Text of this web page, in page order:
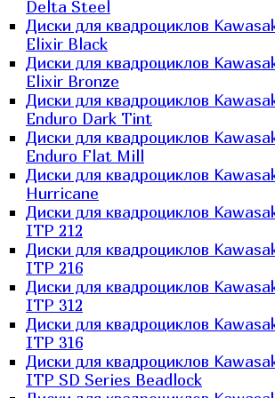
Delta Steel
Диски для квадроциклов
Elixir Black
Диски для квадроциклов
Elixir Bronze
Диски для квадроциклов
Enduro Dark Tint
Диски для квадроциклов
Enduro Flat Mill
Диски для квадроциклов
Hurricane
Диски для квадроциклов
ITP 212
Диски для квадроциклов
ITP 216
Диски для квадроциклов
ITP 312
Диски для квадроциклов
ITP 316
Диски для квадроциклов
ITP SD Series Beadlock